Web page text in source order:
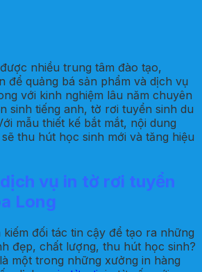
nhiều trung tâm đào tạo,
để quảng bá sản phẩm và dịch vụ
với kinh nghiệm lâu năm chuyên
sinh tiếng anh, tờ rơi tuyển sinh du
mẫu thiết kế bắt mắt, nội dung
thu hút học sinh mới và tăng hiệu
vụ in tờ rơi tuyển
Long
đối tác tin cậy để tạo ra những
đẹp, chất lượng, thu hút học sinh?
một trong những xưởng in hàng